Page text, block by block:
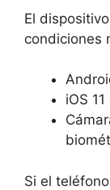
El
condiciones
iOS
Si el